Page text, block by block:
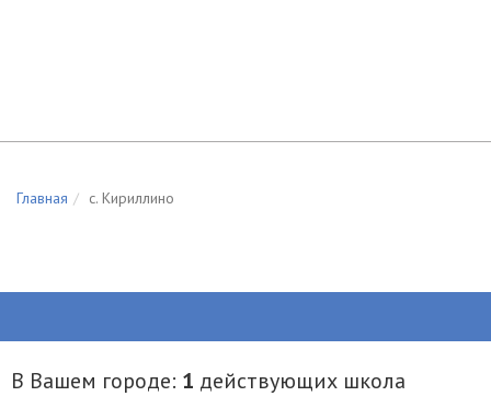
Главная c. Кириллино
В Вашем городе: 1 действующих школа